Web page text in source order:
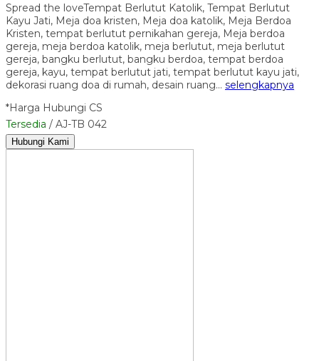
Spread the loveTempat Berlutut Katolik, Tempat Berlutut
Kayu Jati, Meja doa kristen, Meja doa katolik, Meja Berdoa
Kristen, tempat berlutut pernikahan gereja, Meja berdoa
gereja, meja berdoa katolik, meja berlutut, meja berlutut
gereja, bangku berlutut, bangku berdoa, tempat berdoa
gereja, kayu, tempat berlutut jati, tempat berlutut kayu jati,
dekorasi ruang doa di rumah, desain ruang… selengkapnya
*Harga Hubungi CS
Tersedia / AJ-TB 042
Hubungi Kami